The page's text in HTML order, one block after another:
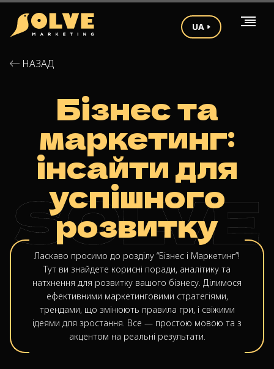
UA
НАЗАД
Бізнес та
маркетинг:
інсайти для
успішного
розвитку
Ласкаво просимо до розділу “Бізнес і Маркетинг”!
Тут ви знайдете корисні поради, аналітику та
натхнення для розвитку вашого бізнесу. Ділимося
ефективними маркетинговими стратегіями,
трендами, що змінюють правила гри, і свіжими
ідеями для зростання. Все — простою мовою та з
акцентом на реальні результати.